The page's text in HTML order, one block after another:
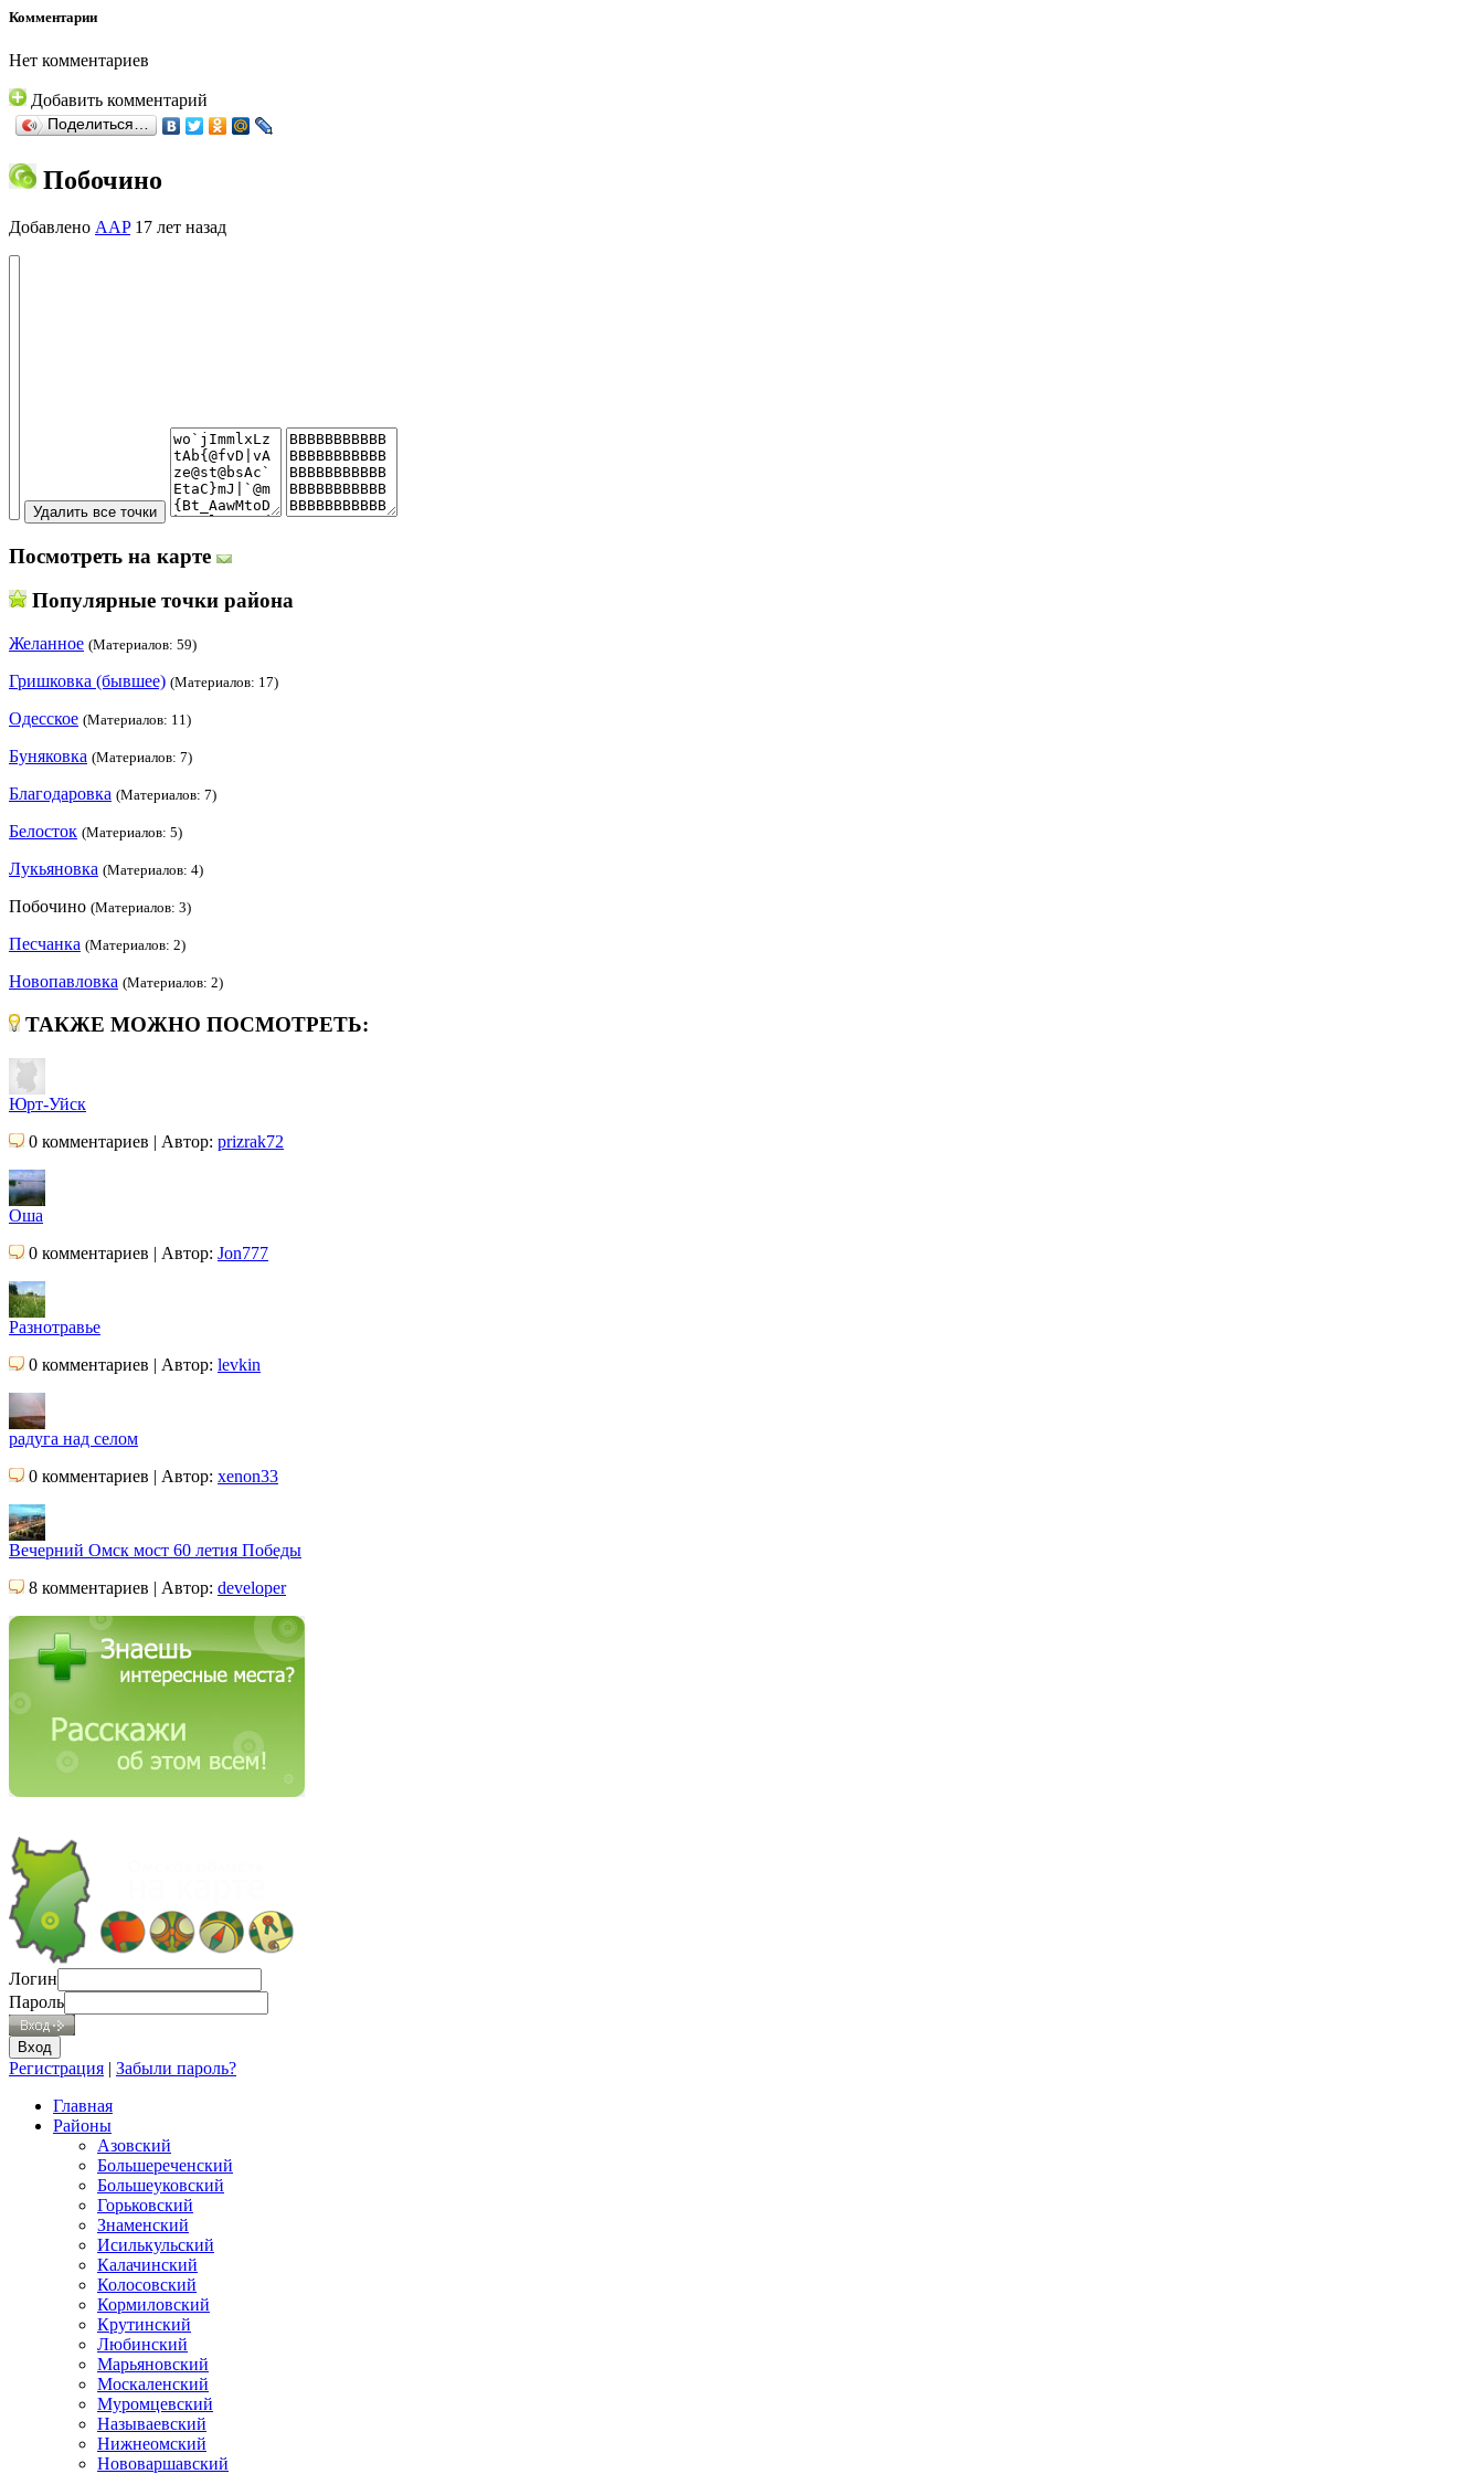
Комментарии
Нет комментариев
Добавить комментарий
Поделиться…
Побочино
Добавлено AAP17 лет назад
Посмотреть на карте
Популярные точки района
Желанное (Материалов: 59)
Гришковка (бывшее) (Материалов: 17)
Одесское (Материалов: 11)
Буняковка (Материалов: 7)
Благодаровка (Материалов: 7)
Белосток (Материалов: 5)
Лукьяновка (Материалов: 4)
Побочино (Материалов: 3)
Песчанка (Материалов: 2)
Новопавловка (Материалов: 2)
ТАКЖЕ МОЖНО ПОСМОТРЕТЬ:
Юрт-Уйск
0 комментариев | Автор: prizrak72
Оша
0 комментариев | Автор: Jon777
Разнотравье
0 комментариев | Автор: levkin
радуга над селом
0 комментариев | Автор: xenon33
Вечерний Омск мост 60 летия Победы
8 комментариев | Автор: developer
Логин
Пароль
Регистрация | Забыли пароль?
Главная
Районы
Азовский
Большереченский
Большеуковский
Горьковский
Знаменский
Исилькульский
Калачинский
Колосовский
Кормиловский
Крутинский
Любинский
Марьяновский
Москаленский
Муромцевский
Называевский
Нижнеомский
Нововаршавский